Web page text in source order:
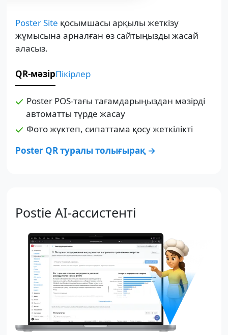
Poster Site қосымшасы арқылы жеткізу
жұмысына арналған өз сайтыңызды жасай
аласыз.
QR-мәзірПікірлер
Poster POS-тағы тағамдарыңыздан мәзірді
автоматты түрде жасау
Фото жүктеп, сипаттама қосу жеткілікті
Poster QR туралы толығырақ →
Postie AI-ассистенті